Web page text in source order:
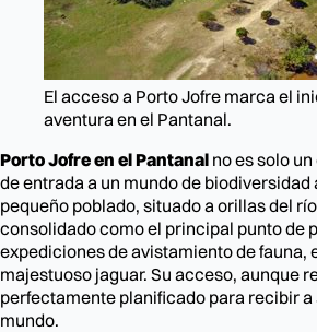
El acceso a Porto Jofre marca el
aventura en el Pantanal.
Porto Jofre en el Pantanal no es solo
de entrada a un mundo de biodiversidad
pequeño poblado, situado a orillas del
consolidado como el principal punto de
expediciones de avistamiento de fauna,
majestuoso jaguar. Su acceso, aunque
perfectamente planificado para recibir a
mundo.